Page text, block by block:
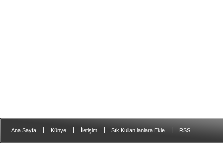
Ana Sayfa Künye İletişim Sık Kullanılanlara Ekle RSS